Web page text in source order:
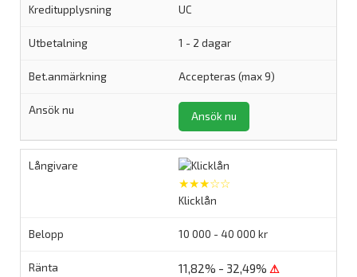
UC
1 - 2 dagar
Accepteras (max 9)
Ansök nu
★★★☆☆
Klicklån
10 000 - 40 000 kr
11,82% - 32,49% ⚠